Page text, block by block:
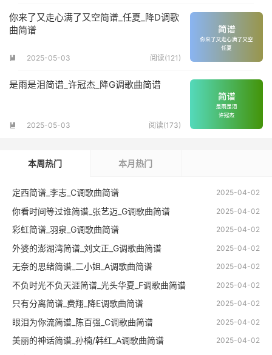
你来了又走心满了又空简谱_任夏_降D调歌
曲简谱
 2025-05-03 阅读(121)
是雨是泪简谱_许冠杰_降G调歌曲简谱
 2025-05-03 阅读(173)
本周热门 本月热门
2025-04-02
定西简谱_李志_C调歌曲简谱
2025-04-02
你看时间等过谁简谱_张艺迈_G调歌曲简谱
2025-04-02
彩虹简谱_羽泉_G调歌曲简谱
2025-04-02
外婆的澎湖湾简谱_刘文正_G调歌曲简谱
2025-04-02
无奈的思绪简谱_二小姐_A调歌曲简谱
2025-04-02
不负时光不负天涯简谱_光头华夏_F调歌曲简谱
2025-04-02
只有分离简谱_费翔_降E调歌曲简谱
2025-04-02
眼泪为你流简谱_陈百强_C调歌曲简谱
2025-04-02
美丽的神话简谱_孙楠/韩红_A调歌曲简谱